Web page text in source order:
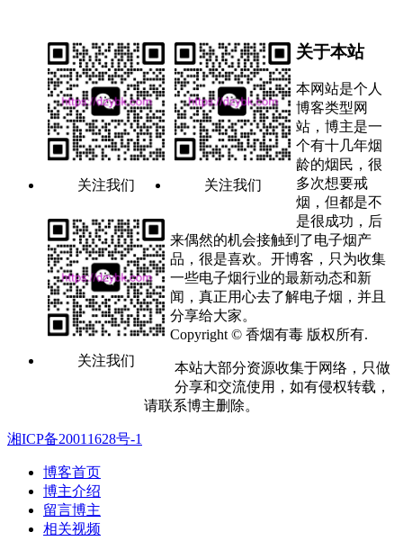
关注我们 关注我们
关注我们
关于本站
本网站是个人
博客类型网
站，博主是一
个有十几年烟
龄的烟民，很
多次想要戒
烟，但都是不
是很成功，后
来偶然的机会接触到了电子烟产
品，很是喜欢。开博客，只为收集
一些电子烟行业的最新动态和新
闻，真正用心去了解电子烟，并且
分享给大家。
Copyright © 香烟有毒 版权所有.
本站大部分资源收集于网络，只做
分享和交流使用，如有侵权转载，
请联系博主删除。
湘ICP备20011628号-1
博客首页
博主介绍
留言博主
相关视频